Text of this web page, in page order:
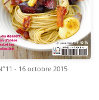
- 16 octobre 2015